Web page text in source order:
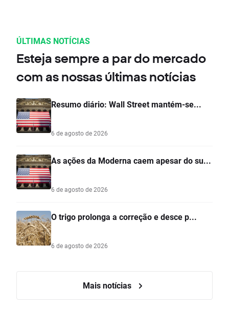
ÚLTIMAS NOTÍCIAS
Esteja sempre a par do mercado
com as nossas últimas notícias
Resumo diário: Wall Street mantém-se...
6 de agosto de 2026
As ações da Moderna caem apesar do su...
6 de agosto de 2026
O trigo prolonga a correção e desce p...
6 de agosto de 2026
Mais notícias